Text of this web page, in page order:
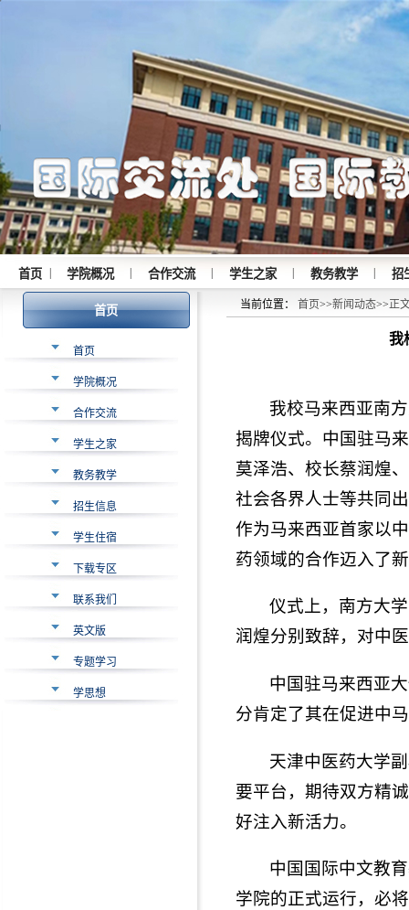
首页 学院概况 合作交流 学生之家 教务教学 招
首页
首页
学院概况
合作交流
学生之家
教务教学
招生信息
学生住宿
下载专区
联系我们
英文版
专题学习
学思想
当前位置： 首页>>新闻动态>>正
我
我校马来西亚南
揭牌仪式。中国驻马
莫泽浩、校长蔡润煌
社会各界人士等共同
作为马来西亚首家以
药领域的合作迈入了
仪式上，南方大
润煌分别致辞，对中
中国驻马来西亚
分肯定了其在促进中
天津中医药大学
要平台，期待双方精
好注入新活力。
中国国际中文教
学院的正式运行，必